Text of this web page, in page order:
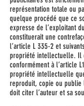
représentation totale ou
quelque procédé que ce
expresse de l’exploitant
constituerait une
l’article L 335-2 et
propriété intellectuelle. Il
conformément à l’article
propriété intellectuelle
reproduit, copie ou publie
doit citer l’auteur et sa